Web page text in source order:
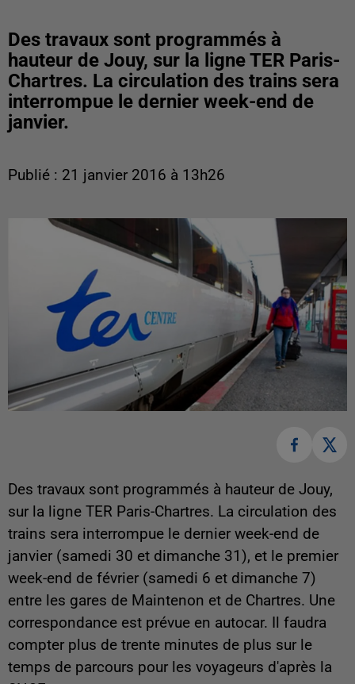
Des travaux sont programmés à
hauteur de Jouy, sur la ligne TER Paris-
Chartres. La circulation des trains sera
interrompue le dernier week-end de
janvier.
Publié : 21 janvier 2016 à 13h26
Des travaux sont programmés à hauteur de Jouy,
sur la ligne TER Paris-Chartres. La circulation des
trains sera interrompue le dernier week-end de
janvier (samedi 30 et dimanche 31), et le premier
week-end de février (samedi 6 et dimanche 7)
entre les gares de Maintenon et de Chartres. Une
correspondance est prévue en autocar. Il faudra
compter plus de trente minutes de plus sur le
temps de parcours pour les voyageurs d'après la